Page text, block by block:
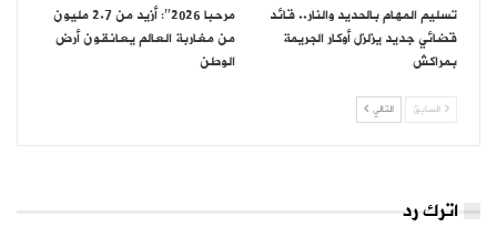
تسليم المهام بالحديد والنار.. قائد
قضائي جديد يزلزل أوكار الجريمة
بمراكش
مرحبا 2026″: أزيد من 2.7 مليون
من مغاربة العالم يعانقون أرض
الوطن
السابق التالي
اترك رد